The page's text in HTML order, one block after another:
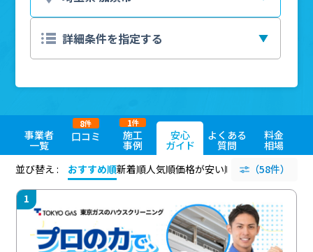
事業者
一覧
口コミ
8件
施工
事例
1件
安心
ガイド
よくある
質問
料金
相場
並び替え :
おすすめ順新着順人気順価格が安い順 評価が高い順
（58件）
1